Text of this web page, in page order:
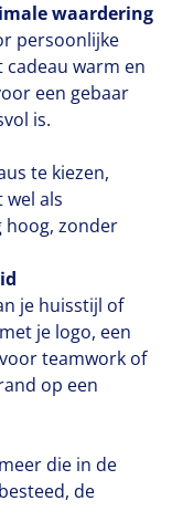
waardering
persoonlijke
warm en
een gebaar
is.
te kiezen,
als
hoog, zonder
je huisstijl of
je logo, een
teamwork of
op een
die in de
de